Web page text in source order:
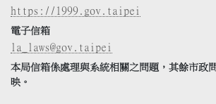
https://1999.gov.taipei
電子信箱
la_laws@gov.taipei
本局信箱係處理與系統相關之問題，其餘市政
映。